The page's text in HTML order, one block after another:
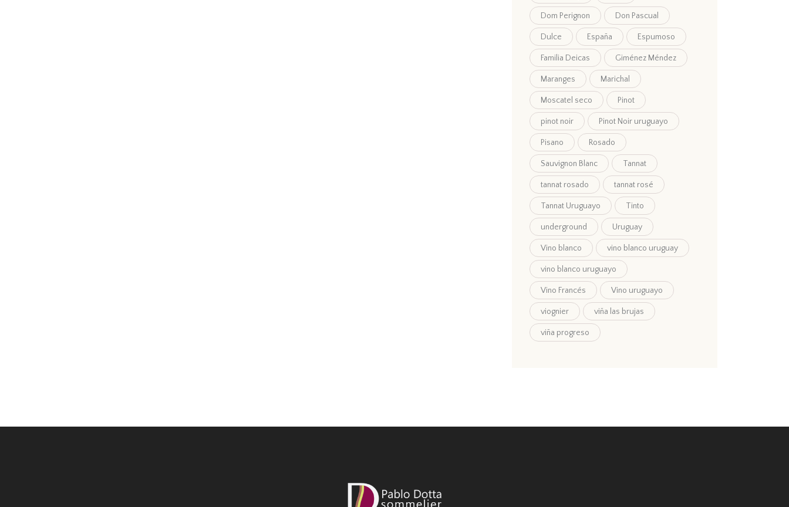
Dom Perignon Don Pascual
Dulce España Espumoso
Familia Deicas Giménez Méndez
Maranges Marichal
Moscatel seco Pinot
pinot noir Pinot Noir uruguayo
Pisano Rosado
Sauvignon Blanc Tannat
tannat rosado tannat rosé
Tannat Uruguayo Tinto
underground Uruguay
Vino blanco vino blanco uruguay
vino blanco uruguayo
Vino Francés Vino uruguayo
viognier viña las brujas
viña progreso